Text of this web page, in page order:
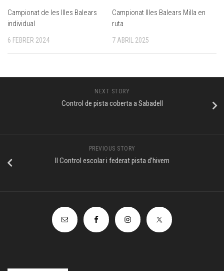
Campionat de les Illes Balears
individual
6 FEBRER 2024
Campionat Illes Balears Milla en
ruta
7 ABRIL 2025
NEXT STORY
Control de pista coberta a Sabadell
PREVIOUS STORY
II Control escolar i federat pista d’hivern